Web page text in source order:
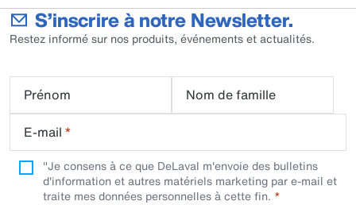
S’inscrire à notre Newsletter.
Restez informé sur nos produits, événements et actualités.
Prénom
Nom de famille
E-mail *
"Je consens à ce que DeLaval m'envoie des bulletins
d'information et autres matériels marketing par e-mail et
traite mes données personnelles à cette fin.